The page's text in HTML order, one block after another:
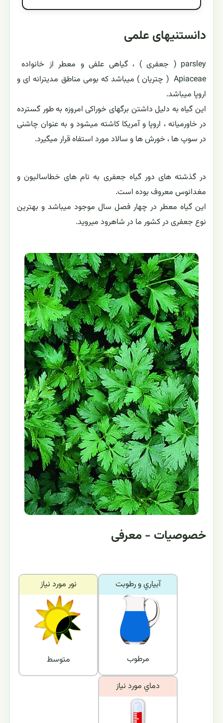
دانستنیهای علمی
parsley ( جعفری ) ، گیاهی علفی و معطر از خانواده
Apiaceae ( چتریان ) میباشد که بومی مناطق مدیترانه ای و
اروپا میباشد.
این گیاه به دلیل داشتن برگهای خوراکی امروزه به طور گسترده
در خاورمیانه ، اروپا و آمریکا کاشته میشود و به عنوان چاشنی
در سوپ ها ، خورش ها و سالاد مورد استفاه قرار میگیرد.
در گذشته های دور گیاه جعفری به نام های خطاسالیون و
مغدانوس معروف بوده است.
این گیاه معطر در چهار فصل سال موجود میباشد و بهترین
نوع جعفری در کشور ما در شاهرود میروید.
خصوصیات - معرفی
نور مورد نياز
متوسط
آبياري و رطوبت
مرطوب
دماي مورد نياز